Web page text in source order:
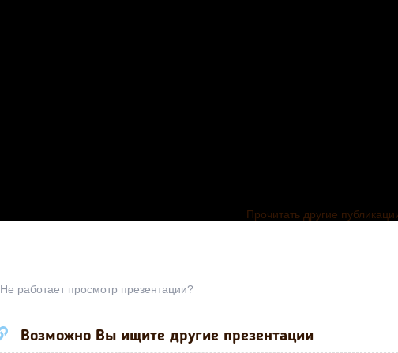
Прочитать другие
Не работает просмотр презентации?
Возможно Вы ищите другие презентации